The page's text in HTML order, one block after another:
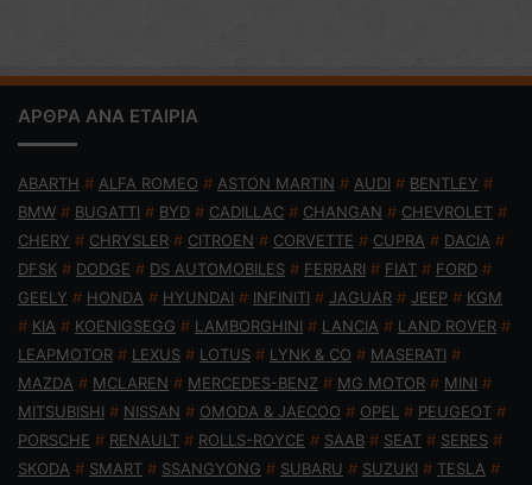
ΑΡΘΡΑ ΑΝΑ ΕΤΑΙΡΙΑ
ABARTH # ALFA ROMEO # ASTON MARTIN # AUDI # BENTLEY #
BMW # BUGATTI # BYD # CADILLAC # CHANGAN # CHEVROLET #
CHERY # CHRYSLER # CITROEN # CORVETTE # CUPRA # DACIA #
DFSK # DODGE # DS AUTOMOBILES # FERRARI # FIAT # FORD #
GEELY # HONDA # HYUNDAI # INFINITI # JAGUAR # JEEP # KGM
# KIA # KOENIGSEGG # LAMBORGHINI # LANCIA # LAND ROVER #
LEAPMOTOR # LEXUS # LOTUS # LYNK & CO # MASERATI #
MAZDA # MCLAREN # MERCEDES-BENZ # MG MOTOR # MINI #
MITSUBISHI # NISSAN # OMODA & JAECOO # OPEL # PEUGEOT #
PORSCHE # RENAULT # ROLLS-ROYCE # SAAB # SEAT # SERES #
SKODA # SMART # SSANGYONG # SUBARU # SUZUKI # TESLA #